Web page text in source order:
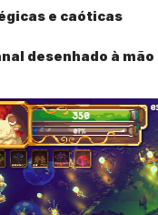
e caóticas
desenhado à mão